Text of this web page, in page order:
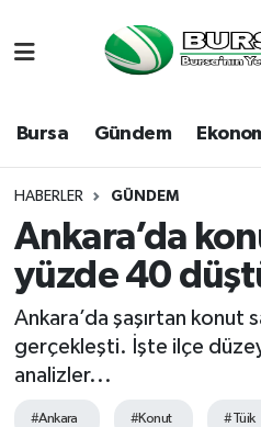
Bursa Gündem
HABERLER GÜNDEM
Ankara’da
yüzde 40
Ankara’da şaşırtan konut
gerçekleşti. İşte ilçe
analizler...
#Ankara #Konut #Tüik
Bursa
Dünya
Eğitim
Ekonomi
Genel
Gündem
Hava Durumu
Namaz Vakitleri
Trafik Durumu
Süper Lig Puan
Tüm Manşetler
Son Dakika Haberleri